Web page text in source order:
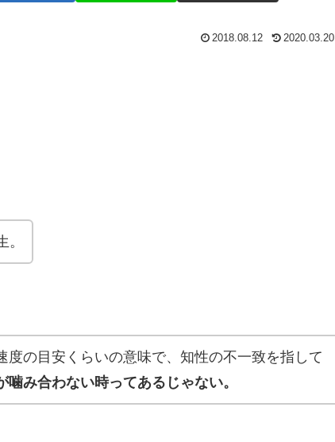
2018.08.12 2020.03.20
度の目安くらいの意味で、知性の不一致を指して
噛み合わない時ってあるじゃない。